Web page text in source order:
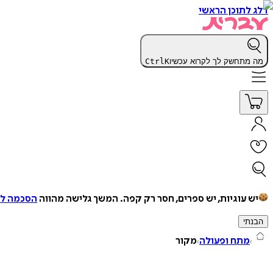
דלג לתוכן הראשי
מה מתחשק לך לקרוא עכשיו CtrlK
יש עוגיות, יש ספרים, חסר רק קפה. המשך גלישה מהווה הסכמה
הבנתי
מתח ופעולה מקור